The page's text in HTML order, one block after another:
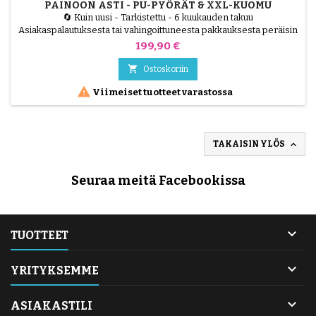
PAINOON ASTI - PU-PYÖRÄT & XXL-KUOMU
🔄 Kuin uusi - Tarkistettu - 6 kuukauden takuu
Asiakaspalautuksesta tai vahingoittuneesta pakkauksesta peräisin
oleva tuote, jonka teknikot ovat testanneet ja joka on 100%
lastenvaunu, joka on suunniteltu 6-48 kuukauden ikäisille lapsille
(enintään 22 kg). Siinä yhdistyvät tukevuus ja ohjattavuus,...
Hinta
199,90 €
 Ostoskoriin
 Viimeiset tuotteet varastossa
TAKAISIN YLÖS 
Seuraa meitä Facebookissa
TUOTTEET 
YRITYKSEMME 
ASIAKASTILI 